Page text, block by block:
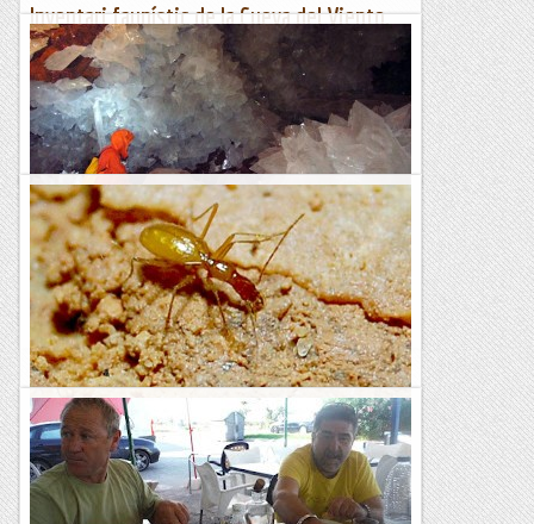
Inventari faunístic de la Cueva del Viento,
Tenerife
Portada del llibre d'actes del congrèsEl nostre col·laborador
habitual, en Pere Oromí, ens ha donat a conèixer un
interessant article de què n'és coautor.El mes de...
Espeleobloc
Naica, la cueva de cristal. Vídeo 2008.
Vídeo 1h 26'
Espeleobloc
Nous coleòpters cavernícoles a Ports i Terol
La nova espècie: Paraphaenops fadriquei, de La Cija de
Fortanete, TerolS’acaben de publicar les descripcions de dos
nous coleòpters cavernícoles del gènere Paraphaenops,...